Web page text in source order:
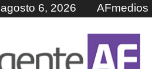
6, 2026 AFmedios